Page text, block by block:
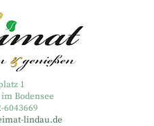
1
Bodensee
6043669
lindau.de